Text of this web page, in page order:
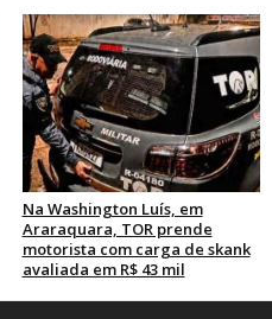
Na Washington Luís, em
Araraquara, TOR prende
motorista com carga de skank
avaliada em R$ 43 mil